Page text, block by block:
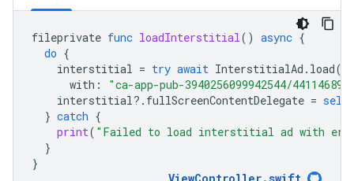
fileprivate func loadInterstitial() async {
do {
interstitial = try await InterstitialAd . load(
with :
"ca-app-pub-3940256099942544/
interstitial?. fullScreenContentDelegate = self
} catch {
print( "Failed to load interstitial ad with
}
}